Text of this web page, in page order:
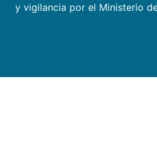
y vigilancia por el Ministerio